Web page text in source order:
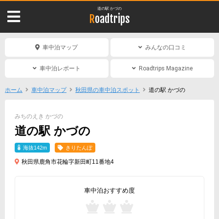
道の駅 かづの
Roadtrips
車中泊マップ みんなの口コミ
車中泊レポート Roadtrips Magazine
ホーム 車中泊マップ 秋田県の車中泊スポット 道の駅 かづの
みちのえき かづの
道の駅 かづの
海抜142m きりたんぽ
秋田県鹿角市花輪字新田町11番地4
車中泊おすすめ度